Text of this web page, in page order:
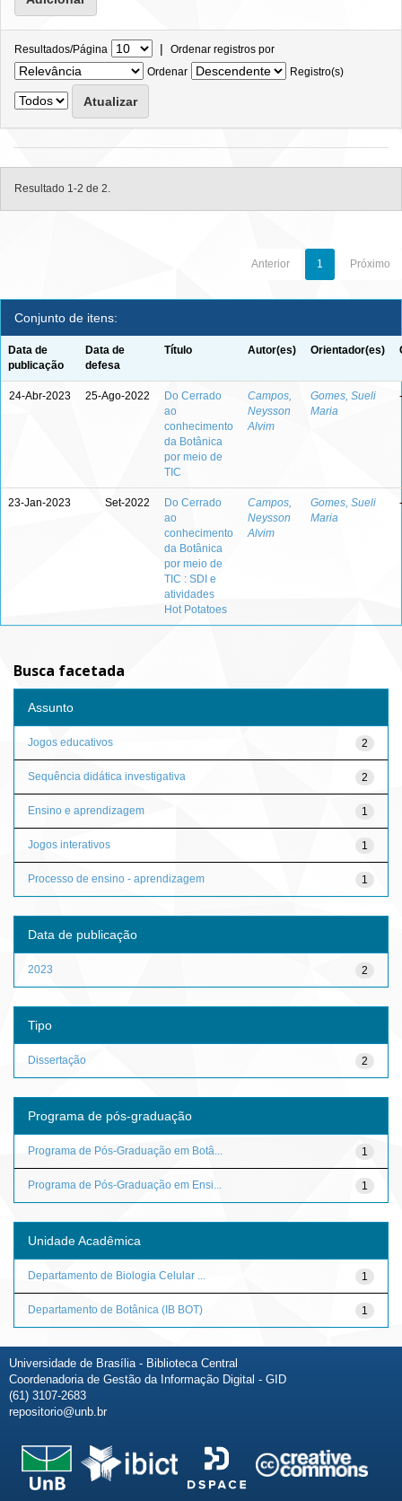
Resultados/Página | Ordenar registros por
Ordenar
Registro(s)
Resultado 1-2 de 2.
Anterior 1 Próximo
Conjunto de itens:
Data de
publicação
Data de
defesa
Título Autor(es) Orientador(es)
24-Abr-2023 25-Ago-2022
Do Cerrado
ao
conhecimento
da Botânica
por meio de
TIC
Campos,
Neysson
Alvim
Gomes, Sueli
Maria
-
23-Jan-2023 Set-2022
Do Cerrado
ao
conhecimento
da Botânica
por meio de
TIC : SDI e
atividades
Hot Potatoes
Campos,
Neysson
Alvim
Gomes, Sueli
Maria
-
Busca facetada
Assunto
2
Jogos educativos
2
Sequência didática investigativa
1
Ensino e aprendizagem
1
Jogos interativos
1
Processo de ensino - aprendizagem
Data de publicação
2
2023
Tipo
2
Dissertação
Programa de pós-graduação
1
Programa de Pós-Graduação em Botâ...
1
Programa de Pós-Graduação em Ensi...
Unidade Acadêmica
1
Departamento de Biologia Celular ...
1
Departamento de Botânica (IB BOT)
Universidade de Brasília - Biblioteca Central
Coordenadoria de Gestão da Informação Digital - GID
(61) 3107-2683
repositorio@unb.br